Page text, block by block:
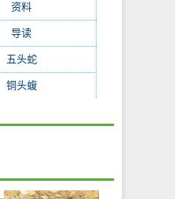
资料
导读
五头蛇(1)
铜头蝮(1)